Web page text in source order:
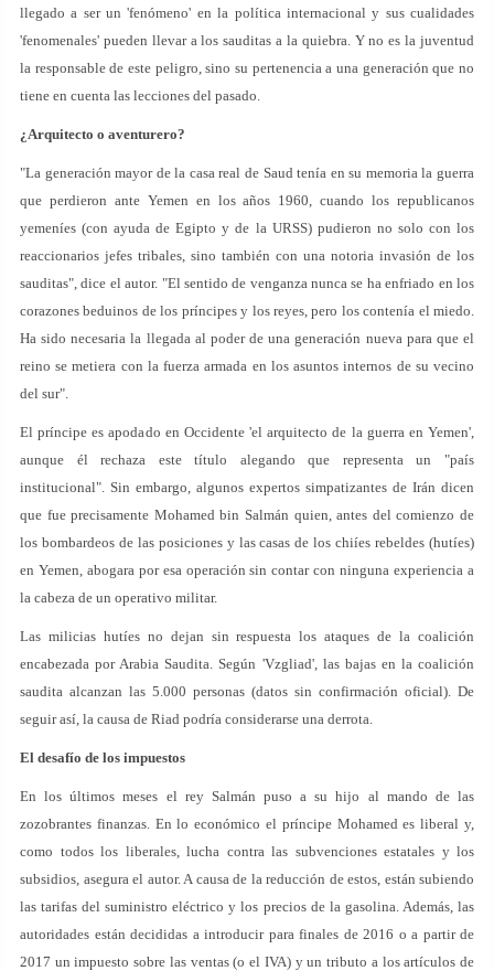
llegado a ser un 'fenómeno' en la política internacional y sus cualidades
'fenomenales' pueden llevar a los sauditas a la quiebra. Y no es la juventud
la responsable de este peligro, sino su pertenencia a una generación que no
tiene en cuenta las lecciones del pasado.
¿Arquitecto o aventurero?
"La generación mayor de la casa real de Saud tenía en su memoria la guerra
que perdieron ante Yemen en los años 1960, cuando los republicanos
yemeníes (con ayuda de Egipto y de la URSS) pudieron no solo con los
reaccionarios jefes tribales, sino también con una notoria invasión de los
sauditas", dice el autor. "El sentido de venganza nunca se ha enfriado en los
corazones beduinos de los príncipes y los reyes, pero los contenía el miedo.
Ha sido necesaria la llegada al poder de una generación nueva para que el
reino se metiera con la fuerza armada en los asuntos internos de su vecino
del sur".
El príncipe es apodado en Occidente 'el arquitecto de la guerra en Yemen',
aunque él rechaza este título alegando que representa un "país
institucional". Sin embargo, algunos expertos simpatizantes de Irán dicen
que fue precisamente Mohamed bin Salmán quien, antes del comienzo de
los bombardeos de las posiciones y las casas de los chiíes rebeldes (hutíes)
en Yemen, abogara por esa operación sin contar con ninguna experiencia a
la cabeza de un operativo militar.
Las milicias hutíes no dejan sin respuesta los ataques de la coalición
encabezada por Arabia Saudita. Según 'Vzgliad', las bajas en la coalición
saudita alcanzan las 5.000 personas (datos sin confirmación oficial). De
seguir así, la causa de Riad podría considerarse una derrota.
El desafío de los impuestos
En los últimos meses el rey Salmán puso a su hijo al mando de las
zozobrantes finanzas. En lo económico el príncipe Mohamed es liberal y,
como todos los liberales, lucha contra las subvenciones estatales y los
subsidios, asegura el autor. A causa de la reducción de estos, están subiendo
las tarifas del suministro eléctrico y los precios de la gasolina. Además, las
autoridades están decididas a introducir para finales de 2016 o a partir de
2017 un impuesto sobre las ventas (o el IVA) y un tributo a los artículos de